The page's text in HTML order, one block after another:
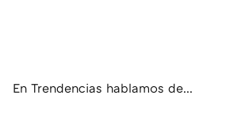
En Trendencias hablamos de...